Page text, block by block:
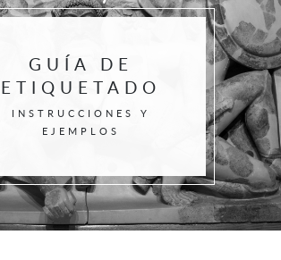
GUÍA DE
ETIQUETADO
INSTRUCCIONES Y
EJEMPLOS